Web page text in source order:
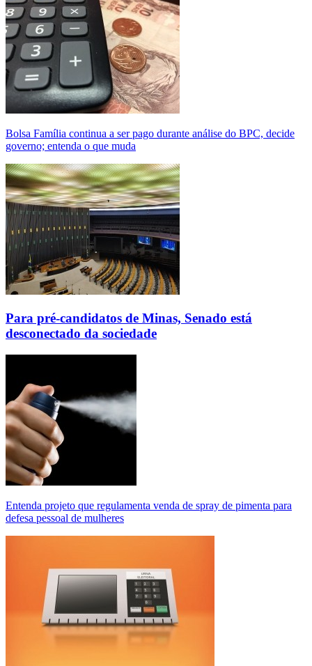
Bolsa Família continua a ser pago durante análise do BPC, decide
governo; entenda o que muda
Para pré-candidatos de Minas, Senado está
desconectado da sociedade
Entenda projeto que regulamenta venda de spray de pimenta para
defesa pessoal de mulheres